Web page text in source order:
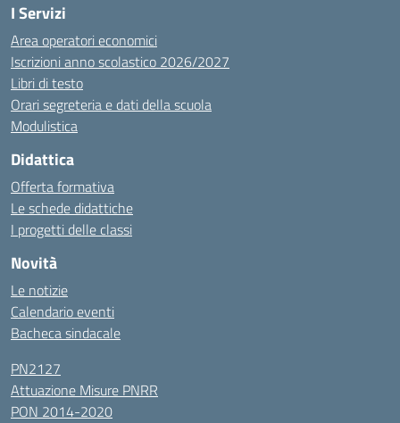
I Servizi
Area operatori economici
Iscrizioni anno scolastico 2026/2027
Libri di testo
Orari segreteria e dati della scuola
Modulistica
Didattica
Offerta formativa
Le schede didattiche
I progetti delle classi
Novità
Le notizie
Calendario eventi
Bacheca sindacale
PN2127
Attuazione Misure PNRR
PON 2014-2020